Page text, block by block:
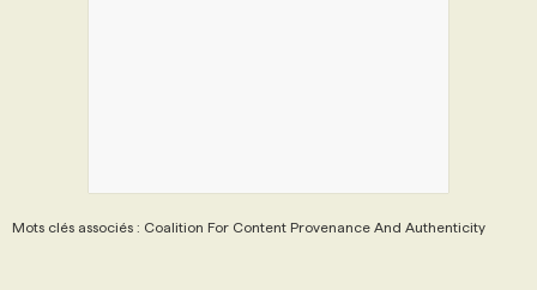
Mots clés associés : Coalition For Content Provenance And Authenticity